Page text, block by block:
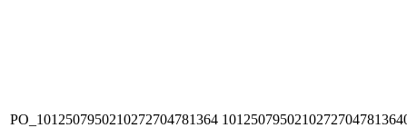
PO_1012507950210272704781364